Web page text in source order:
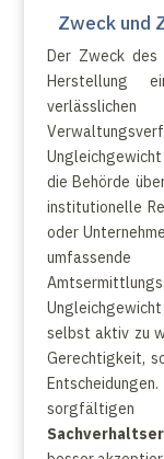
Zweck und
Der Zweck des
Herstellung
die Behörde
institutionelle
oder
umfassende
selbst aktiv zu
Gerechtigkeit,